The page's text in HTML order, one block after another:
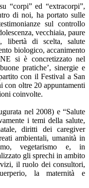
“corpi” ed “extracorpi”,
di noi, ha portato sulle
sul controllo
vecchiaia, paure
libertà di scelta, salute
biologico, accanimento
si è concretizzato nel
pratiche’, sinergie e
con il Festival a San
con oltre 20 appuntamenti
coinvolte.
nel 2008) e “Salute
i temi della salute,
diritti dei caregiver
ambientali, umanità in
vegetarismo e, in
gli sprechi in ambito
il ruolo dei consultori,
la maternità e